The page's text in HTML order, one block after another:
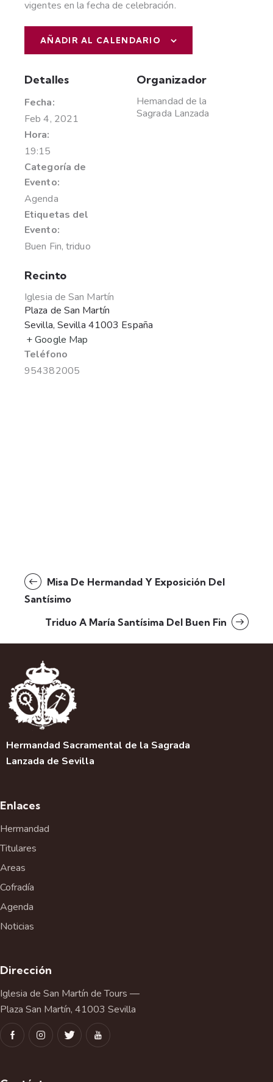
vigentes en la fecha de celebración.
AÑADIR AL CALENDARIO
Detalles
Fecha:
Feb 4, 2021
Hora:
19:15
Categoría de
Evento:
Agenda
Etiquetas del
Evento:
Buen Fin,triduo
Organizador
Hemandad de la
Sagrada Lanzada
Recinto
Iglesia de San Martín
Plaza de San Martín
Sevilla, Sevilla 41003 España
+ Google Map
Teléfono
954382005
Misa De Hermandad Y Exposición Del
Santísimo
Triduo A María Santísima Del Buen Fin
Hermandad Sacramental de la Sagrada
Lanzada de Sevilla
Enlaces
Hermandad
Titulares
Areas
Cofradía
Agenda
Noticias
Dirección
Iglesia de San Martín de Tours —
Plaza San Martín, 41003 Sevilla